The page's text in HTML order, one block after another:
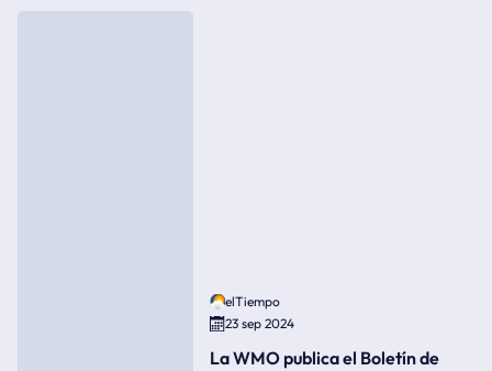
elTiempo
23 sep 2024
La WMO publica el Boletín de